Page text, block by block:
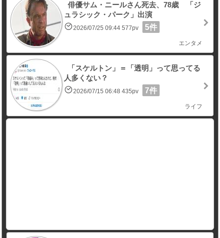
俳優サム・ニールさん死去、78歳 「ジ
ュラシック・パーク」出演
2026/07/25 09:44 577pv 5件
エンタメ
「スケルトン」＝「透明」って思ってる
人多くない？
2026/07/15 06:48 435pv 7件
ライフ